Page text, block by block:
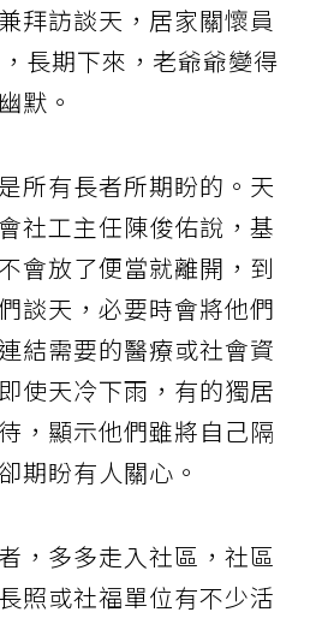
拜訪談天，居家關懷員
長期下來，老爺爺變得
默。
所有長者所期盼的。天
社工主任陳俊佑說，基
會放了便當就離開，到
談天，必要時會將他們
結需要的醫療或社會資
使天冷下雨，有的獨居
，顯示他們雖將自己隔
期盼有人關心。
，多多走入社區，社區
照或社福單位有不少活